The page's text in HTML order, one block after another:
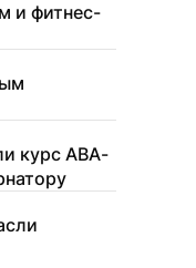
и фитнес-
курс АВА-